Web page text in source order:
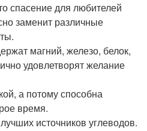
спасение для любителей
заменит различные
магний, железо, белок,
удовлетворят желание
а потому способна
время.
источников углеводов.